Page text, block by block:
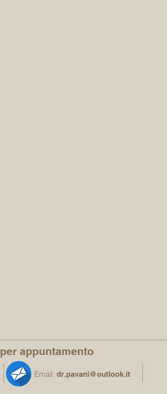
per appuntamento
Email: dr.pavani@outlook.it